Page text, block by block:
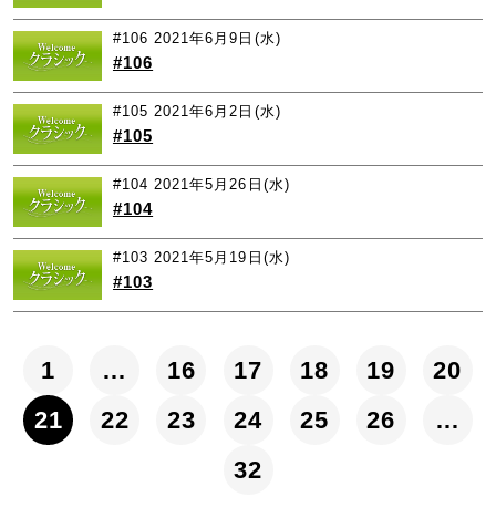
#106 2021年6月9日(水)
#106
#105 2021年6月2日(水)
#105
#104 2021年5月26日(水)
#104
#103 2021年5月19日(水)
#103
1 … 16 17 18 19
20
21
22 23 24 25 26
…
32